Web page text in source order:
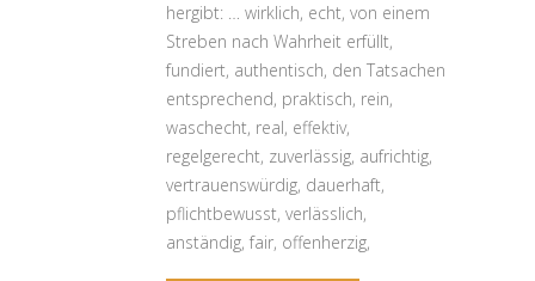
hergibt: … wirklich, echt, von einem
Streben nach Wahrheit erfüllt,
fundiert, authentisch, den Tatsachen
entsprechend, praktisch, rein,
waschecht, real, effektiv,
regelgerecht, zuverlässig, aufrichtig,
vertrauenswürdig, dauerhaft,
pflichtbewusst, verlässlich,
anständig, fair, offenherzig,